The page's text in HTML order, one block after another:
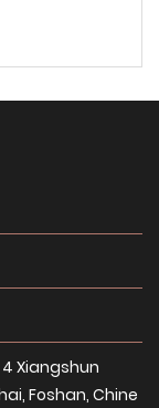
Xiangshun
Foshan, Chine